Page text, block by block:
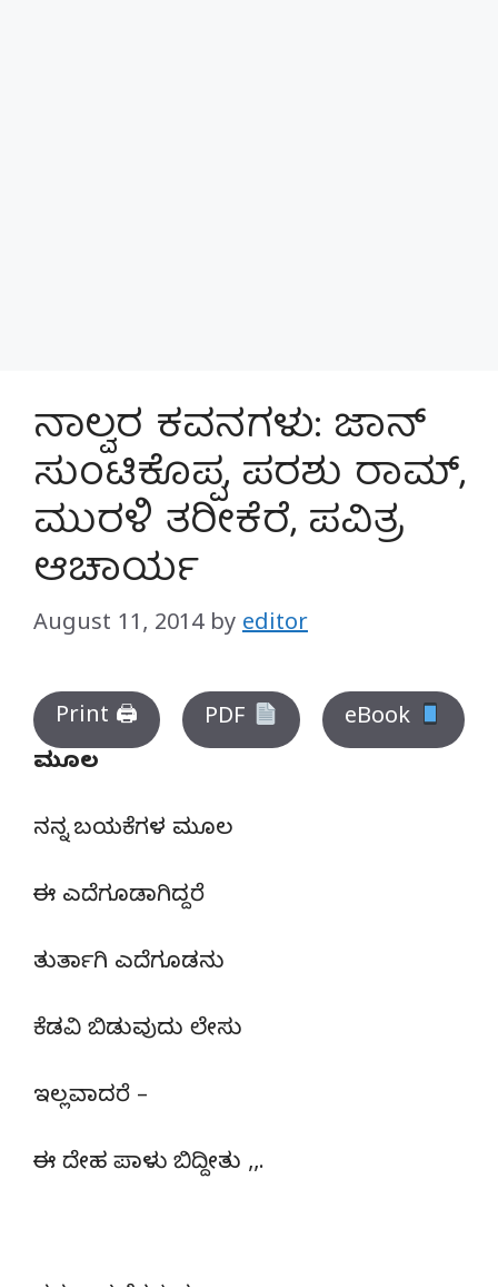
ನಾಲ್ವರ ಕವನಗಳು: ಜಾನ್
ಸುಂಟಿಕೊಪ್ಪ, ಪರಶು ರಾಮ್,
ಮುರಳಿ ತರೀಕೆರೆ, ಪವಿತ್ರ
ಆಚಾರ್ಯ
August 11, 2014 by editor
Print 🖨 PDF
eBook
ಮೂಲ
ನನ್ನ ಬಯಕೆಗಳ ಮೂಲ
ಈ ಎದೆಗೂಡಾಗಿದ್ದರೆ
ತುರ್ತಾಗಿ ಎದೆಗೂಡನು
ಕೆಡವಿ ಬಿಡುವುದು ಲೇಸು
ಇಲ್ಲವಾದರೆ –
ಈ ದೇಹ ಪಾಳು ಬಿದ್ದೀತು ,,.